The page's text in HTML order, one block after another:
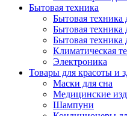
Бытовая техника
Бытовая техника
Бытовая техника
Бытовая техника
Климатическая
Электроника
Товары для красоты и
Маски для сна
Медицинские
Шампуни